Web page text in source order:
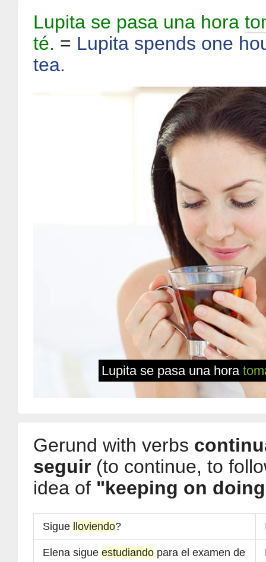
Lupita se pasa una hora
té. = Lupita spends one
tea.
Lupita se pasa una hora
Gerund with verbs
seguir (to continue, to
idea of "keeping on
Sigue lloviendo?
Elena sigue estudiando para el examen de